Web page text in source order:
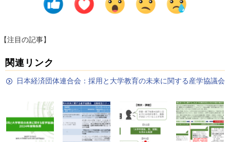
【注目の記事】
関連リンク
日本経済団体連合会：採用と大学教育の未来に関する産学協議会